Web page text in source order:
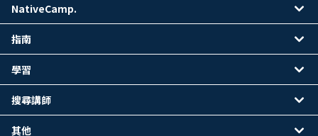
NativeCamp.
指南
學習
搜尋講師
其他